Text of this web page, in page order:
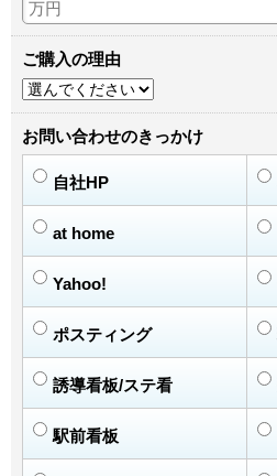
ご購入の理由
お問い合わせのきっかけ
自社HP
at home
Yahoo!
ポスティング
誘導看板/ステ看
駅前看板